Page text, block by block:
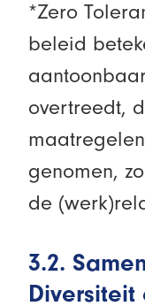
*Zero
beleid
overtreedt,
genomen,
de
3.2.